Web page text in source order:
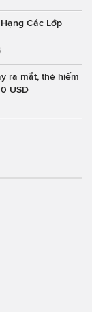
Các Lớp
ra mắt, thẻ hiếm
USD